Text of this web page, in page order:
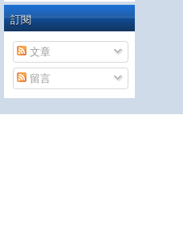
訂閱
文章
留言